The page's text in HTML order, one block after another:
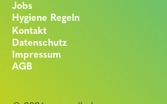
Jobs
Hygiene Regeln
Kontakt
Datenschutz
Impressum
AGB